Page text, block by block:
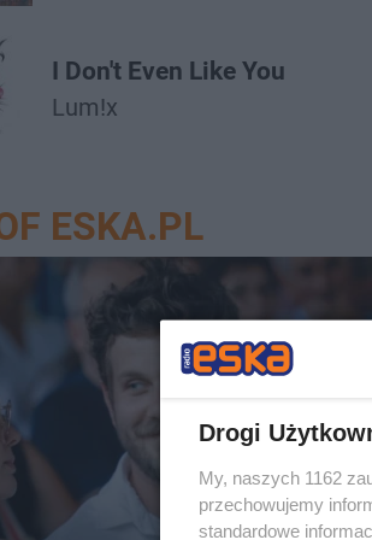
I Don't Even Like You
Lum!x
ESKA.PL
Drogi
My, naszych 1162
przechowujemy
standardowe